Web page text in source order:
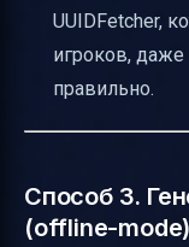
UUIDFetcher,
игроков, даже
правильно.
Способ 3.
(offline-mode)